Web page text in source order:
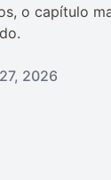
o capítulo
2026